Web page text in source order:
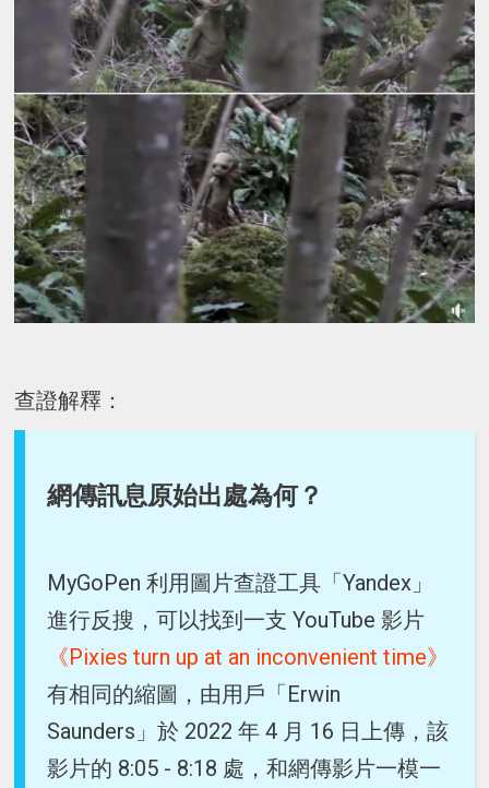
查證解釋：
網傳訊息原始出處為何？
MyGoPen 利用圖片查證工具「Yandex」
進行反搜，可以找到一支 YouTube 影片
《Pixies turn up at an inconvenient time》
有相同的縮圖，由用戶「Erwin
Saunders」於 2022 年 4 月 16 日上傳，該
影片的 8:05 - 8:18 處，和網傳影片一模一